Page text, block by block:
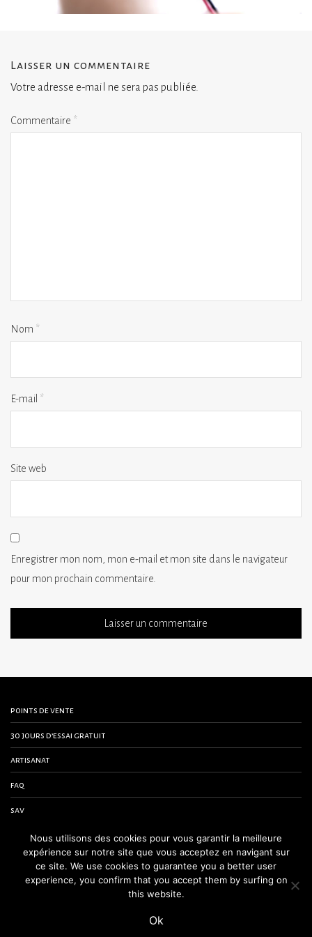
Laisser un commentaire
Votre adresse e-mail ne sera pas publiée.
Commentaire *
Nom *
E-mail *
Site web
Enregistrer mon nom, mon e-mail et mon site dans le navigateur
pour mon prochain commentaire.
points de vente
30 jours d’essai gratuit
artisanat
faq
sav
contactez-nous
conditions générales de vente
mentions légales
Nous utilisons des cookies pour vous garantir la meilleure
expérience sur notre site que vous acceptez en navigant sur
ce site. We use cookies to guarantee you a better user
experience, you confirm that you accept them by surfing on
this website.
Ok